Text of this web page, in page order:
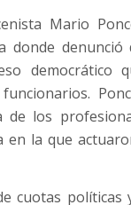
Mario
donde
democrático
los
la que
cuotas políticas